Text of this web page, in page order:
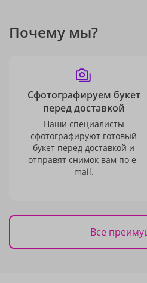
Почему мы?
Сфотографируем букет
перед доставкой
Наши специалисты
сфотографируют готовый
букет перед доставкой и
отправят снимок вам по e-
mail.
Все